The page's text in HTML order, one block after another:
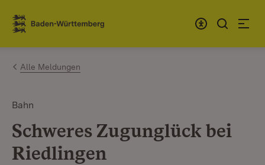
Zum Inhalt springen
Link zur Startseite
Alle Meldungen
Bahn
Schweres Zugunglück bei
Riedlingen